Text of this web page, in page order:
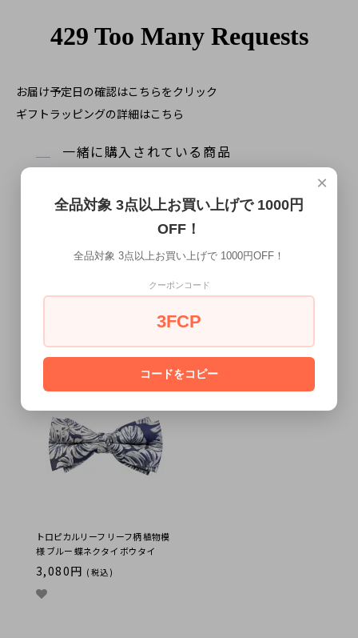
お届け予定日の確認はこちらをクリック
ギフトラッピングの詳細はこちら
一緒に購入されている商品
ブラック ライトブルー フラワー 梅
SOLD OUT
ネイビー ゴールド リーフ 植物模様
3,080円 (税込)
トロピカルリーフ リーフ柄 植物模
様 ブルー 蝶ネクタイ ボウタイ
3,080円 (税込)
×
全品対象 3点以上お買い上げで 1000円
OFF！
全品対象 3点以上お買い上げで 1000円OFF！
クーポンコード
3FCP
コードをコピー